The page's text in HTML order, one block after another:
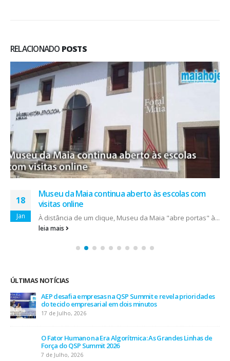
RELACIONADO POSTS
18
Jan
Museu da Maia continua aberto às escolas com
visitas online
À distância de um clique, Museu da Maia "abre portas" à...
leia mais
ÚLTIMAS NOTÍCIAS
AEP desafia empresas na QSP Summit e revela prioridades
do tecido empresarial em dois minutos
17 de Julho, 2026
O Fator Humano na Era Algorítmica: As Grandes Linhas de
Força do QSP Summit 2026
7 de Julho, 2026